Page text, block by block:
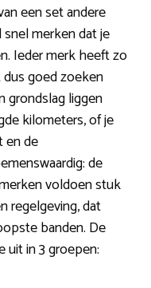
een set andere
snel merken dat je
Ieder merk heeft zo
dus goed zoeken
grondslag liggen
kilometers, of je
en de
de
voldoen stuk
regelgeving, dat
banden. De
in 3 groepen: